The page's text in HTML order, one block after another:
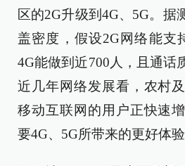
区的2G升级到4G、5G。据
盖密度，假设2G网络能支
4G能做到近700人，且通话
近几年网络发展看，农村
移动互联网的用户正快速
要4G、5G所带来的更好体验